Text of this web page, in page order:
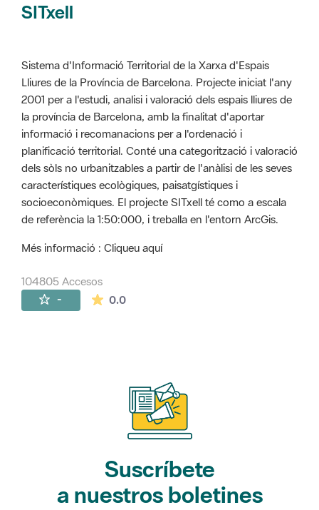
SITxell
Sistema d'Informació Territorial de la Xarxa d'Espais
Lliures de la Província de Barcelona. Projecte iniciat l'any
2001 per a l'estudi, analisi i valoració dels espais lliures de
la província de Barcelona, amb la finalitat d'aportar
informació i recomanacions per a l'ordenació i
planificació territorial. Conté una categorització i valoració
dels sòls no urbanitzables a partir de l'anàlisi de les seves
característiques ecològiques, paisatgístiques i
socioeconòmiques. El projecte SITxell té como a escala
de referència la 1:50:000, i treballa en l'entorn ArcGis.
Més informació : Cliqueu aquí
104805 Accesos
- 0.0La valoración media es de 0 estrellas de
Suscríbete
a nuestros boletines